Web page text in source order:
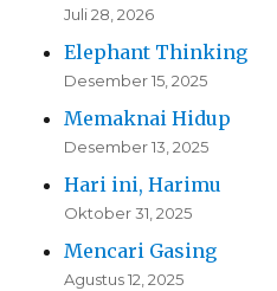
Juli 28, 2026
Elephant Thinking
Desember 15, 2025
Memaknai Hidup
Desember 13, 2025
Hari ini, Harimu
Oktober 31, 2025
Mencari Gasing
Agustus 12, 2025